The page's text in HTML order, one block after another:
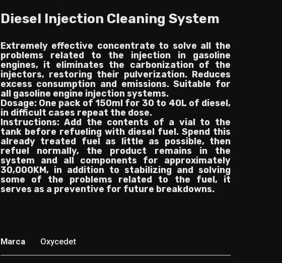
Diesel Injection Cleaning System
Extremely effective concentrate to solve all the
problems related to the injection in gasoline
engines, it eliminates the carbonization of the
injectors, restoring their pulverization. Reduces
excess consumption and emissions. Suitable for
all gasoline engine injection systems.
Dosage: One pack of 150ml for 30 to 40L of diesel,
in difficult cases repeat the dose.
Instructions: Add the contents of a vial to the
tank before refueling with diesel fuel. Spend this
already treated fuel as little as possible, then
refuel normally, the product remains in the
system and all components for approximately
30,000KM, in addition to stabilizing and solving
some of the problems related to the fuel, it
serves as a preventive for future breakdowns.
Marca Oxycedet